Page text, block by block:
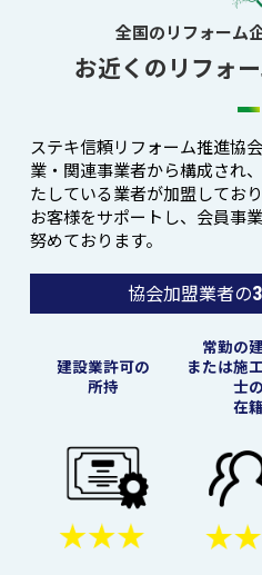
全国のリフォーム
お近くのリフォ
ステキ信頼リフォーム推進協
業・関連事業者から構成され、
たしている業者が加盟しており
お客様をサポートし、会員事
努めております。
協会加盟業者の3
建設業許可の
所持
常勤の
または施
士の
在籍